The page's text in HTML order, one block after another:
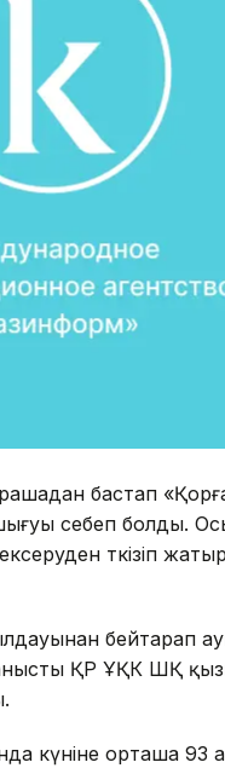
бастап
себеп болды.
өткізіп
бейтарап
ҚР ҰҚК ШҚ
орташа 93